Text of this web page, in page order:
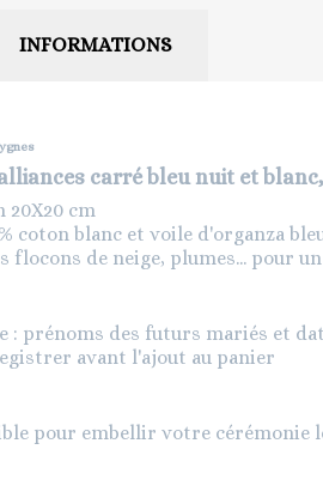
INFORMATIONS
carré bleu nuit et
20X20 cm
coton blanc et voile d'organza
flocons de neige, plumes... pour
prénoms des futurs mariés et
avant l'ajout au panier
pour embellir votre cérémonie